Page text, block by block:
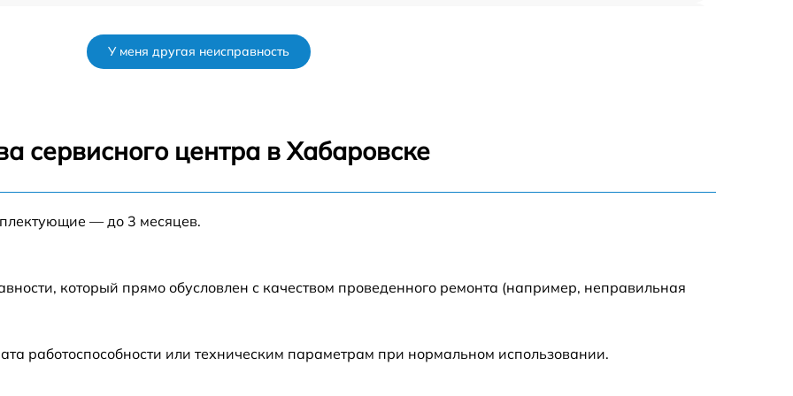
от 35 мин
У меня другая неисправность
сервисного центра в Хабаровске
— до 3 месяцев.
который прямо обусловлен с качеством проведенного ремонта (например, неправильная
работоспособности или техническим параметрам при нормальном использовании.